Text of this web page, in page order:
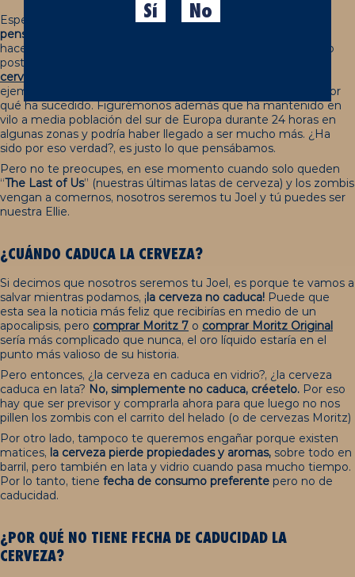
Esperemos que no te hagas esta pregunta porque
pensado dejar que tu cerveza caduque
haces esta pregunta porque te has imaginado en un mundo
postapocalíptico donde se ha terminado la
cerveza
ejemplo,
que todavía no se sabe con exactitud por
qué ha sucedido. Figurémonos además que ha mantenido en
vilo a media población del sur de Europa durante 24 horas en
algunas zonas y podría haber llegado a ser mucho más. ¿Ha
sido por eso verdad?, es justo lo que pensábamos.
Pero no te preocupes, en ese momento cuando solo queden
“The Last of Us” (nuestras últimas latas de cerveza) y los zombis
vengan a comernos, nosotros seremos tu Joel y tú puedes ser
nuestra Ellie.
¿CUÁNDO CADUCA LA CERVEZA?
Si decimos que nosotros seremos tu Joel, es porque te vamos a
salvar mientras podamos, ¡la cerveza no caduca! Puede que
esta sea la noticia más feliz que recibirías en medio de un
apocalipsis, pero comprar Moritz 7 o comprar Moritz Original
sería más complicado que nunca, el oro líquido estaría en el
punto más valioso de su historia.
Pero entonces, ¿la cerveza en caduca en vidrio?, ¿la cerveza
caduca en lata? No, simplemente no caduca, créetelo. Por eso
hay que ser previsor y comprarla ahora para que luego no nos
pillen los zombis con el carrito del helado (o de cervezas Moritz)
Por otro lado, tampoco te queremos engañar porque existen
matices, la cerveza pierde propiedades y aromas, sobre todo en
barril, pero también en lata y vidrio cuando pasa mucho tiempo.
Por lo tanto, tiene fecha de consumo preferente pero no de
caducidad.
¿POR QUÉ NO TIENE FECHA DE CADUC IDAD LA
CERVEZA?
Sí No